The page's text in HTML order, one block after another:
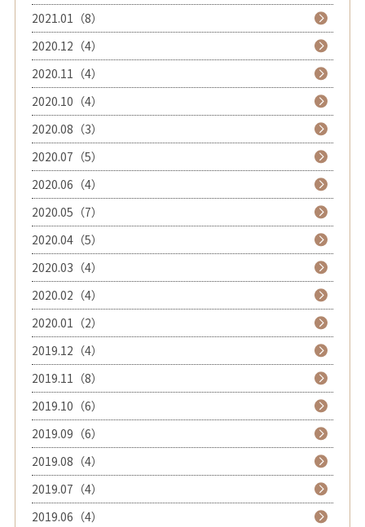
2021.01（8）
2020.12（4）
2020.11（4）
2020.10（4）
2020.08（3）
2020.07（5）
2020.06（4）
2020.05（7）
2020.04（5）
2020.03（4）
2020.02（4）
2020.01（2）
2019.12（4）
2019.11（8）
2019.10（6）
2019.09（6）
2019.08（4）
2019.07（4）
2019.06（4）